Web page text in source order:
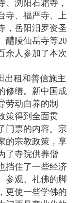
、浏阳石霜寺，
寺、福严寺、上
，岳阳汨罗资圣
醴陵仙岳寺等20
余人参加了本次
出租和善信施主
修缮。新中国成
劳动自养的制
策得到全面贯
门票的内容。宗
的宗教政策，享
了寺院供养僧
挡住了一些经济
参观、礼佛的脚
更使一些学佛的